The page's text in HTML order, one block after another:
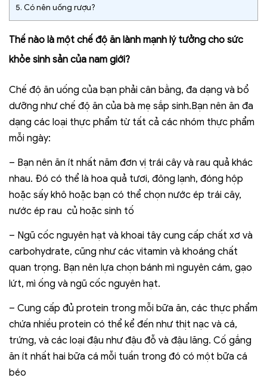
5. Có nên uống rượu?
Thế nào là một chế độ ăn lành mạnh lý tưởng cho sức
khỏe sinh sản của nam giới?
Chế độ ăn uống của bạn phải cân bằng, đa dạng và bổ
dưỡng như chế độ ăn của bà mẹ sắp sinh.Bạn nên ăn đa
dạng các loại thực phẩm từ tất cả các nhóm thực phẩm
mỗi ngày:
– Bạn nên ăn ít nhất năm đơn vị trái cây và rau quả khác
nhau. Đó có thể là hoa quả tươi, đông lạnh, đóng hộp
hoặc sấy khô hoặc bạn có thể chọn nước ép trái cây,
nước ép rau củ hoặc sinh tố
– Ngũ cốc nguyên hạt và khoai tây cung cấp chất xơ và
carbohydrate, cũng như các vitamin và khoáng chất
quan trọng. Bạn nên lựa chọn bánh mì nguyên cám, gạo
lứt, mì ống và ngũ cốc nguyên hạt.
– Cung cấp đủ protein trong mỗi bữa ăn, các thực phẩm
chứa nhiều protein có thể kể đến như thịt nạc và cá,
trứng, và các loại đậu như đậu đỗ và đậu lăng. Cố gắng
ăn ít nhất hai bữa cá mỗi tuần trong đó có một bữa cá
béo